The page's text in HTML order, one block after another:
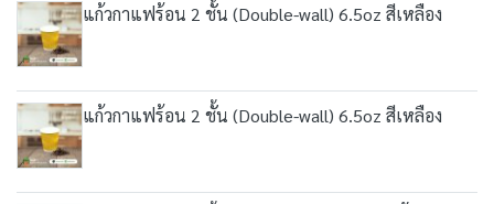
แก้วกาแฟร้อน 2 ชั้น (Double-wall) 6.5oz สีเหลือง
แก้วกาแฟร้อน 2 ชั้น (Double-wall) 6.5oz สีเหลือง